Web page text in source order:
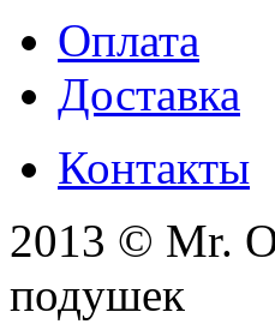
Оплата
Доставка
Контакты
2013 © Mr.
подушек